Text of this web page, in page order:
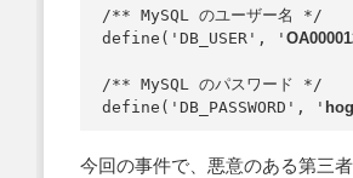
/** MySQL のユーザー名 */
define('DB_USER', '
/** MySQL のパスワード */
define('DB_PASSWORD', '
今回の事件で、悪意のある第三